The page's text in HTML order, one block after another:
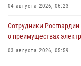
04 августа 2026, 06:23
Сотрудники
о преимуществах
03 августа 2026, 05:59